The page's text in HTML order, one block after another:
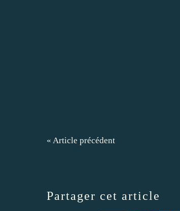
« Article précédent
Partager cet article